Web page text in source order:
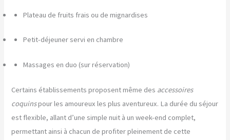
Plateau de fruits frais ou de mignardises
Petit-déjeuner servi en chambre
Massages en duo (sur réservation)
Certains établissements proposent même des accessoires
coquinspour les amoureux les plus aventureux. La durée du séjour
est flexible, allant d’une simple nuit à un week-end complet,
permettant ainsi à chacun de profiter pleinement de cette